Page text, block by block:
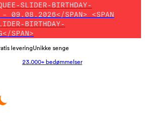
SLIDER-BIRTHDAY-
09.08.2026</SPAN> <SPAN
BIRTHDAY-
SPAN>
leveringUnikke senge
23.000+ bedømmelser